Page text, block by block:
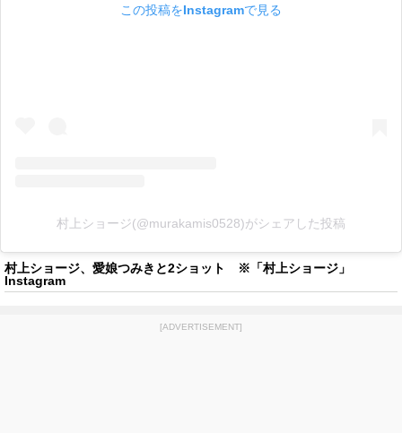
この投稿をInstagramで見る
村上ショージ(@murakamis0528)がシェアした投稿
村上ショージ、愛娘つみきと2ショット ※「村上ショージ」
Instagram
[ADVERTISEMENT]